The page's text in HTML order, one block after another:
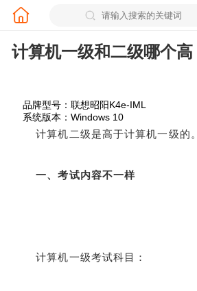
计算机一级和二级哪个高
品牌型号：联想昭阳K4e-IML
系统版本：Windows 10
计算机二级是高于计算机一级的。
一、考试内容不一样
计算机一级考试科目：